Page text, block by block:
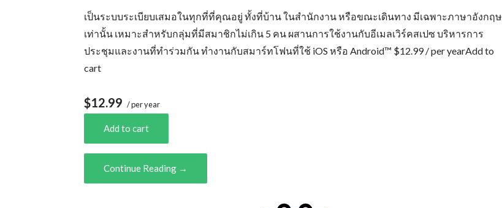
เป็นระบบระเบียบเสมอในทุกที่ที่คุณอยู่ ทั้งที่บ้าน ในสำนักงาน หรือขณะเดินทาง มีเฉพาะภาษาอังกฤษ
เท่านั้น เหมาะสำหรับกลุ่มที่มีสมาชิกไม่เกิน 5 คน ผสานการใช้งานกับอีเมลเวิร์คสเปซ บริหารการ
ประชุมและงานที่ทำร่วมกัน ทำงานกับสมาร์ทโฟนที่ใช้ iOS หรือ Android™ $12.99 / per yearAdd to
cart
$12.99 / per year
Add to cart
Continue Reading →